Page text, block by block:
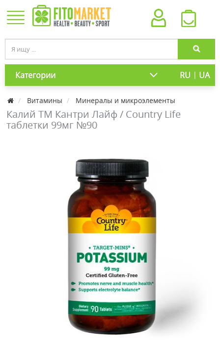
Категории RU | UA
Витамины Минералы и микроэлементы
Калий ТМ Кантри Лайф / Country Life
таблетки 99мг №90